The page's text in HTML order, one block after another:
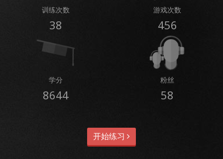
训练次数
38
游戏次数
456
学分
8644
粉丝
58
开始练习